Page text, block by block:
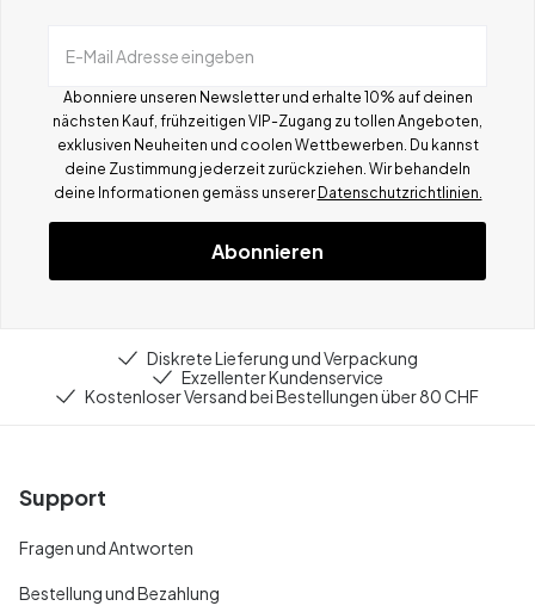
E-Mail Adresse eingeben
Abonniere unseren Newsletter und erhalte 10% auf deinen
nächsten Kauf, frühzeitigen VIP-Zugang zu tollen Angeboten,
exklusiven Neuheiten und coolen Wettbewerben. Du kannst
deine Zustimmung jederzeit zurückziehen. Wir behandeln
deine Informationen gemäss unserer Datenschutzrichtlinien.
Abonnieren
Diskrete Lieferung und Verpackung
Exzellenter Kundenservice
Kostenloser Versand bei Bestellungen über 80 CHF
Support
Fragen und Antworten
Bestellung und Bezahlung